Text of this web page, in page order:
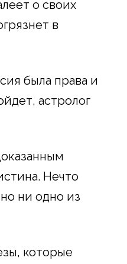
о своих
в
была права и
астролог
Нечто
ни одно из
которые